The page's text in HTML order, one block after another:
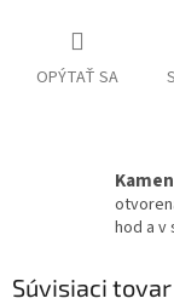
OPÝTAŤ SA
hod a v
Súvisiaci tovar